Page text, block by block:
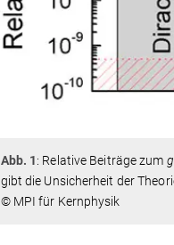
Abb. 1: Relative Beiträge zum g
gibt die Unsicherheit der
© MPI für Kernphysik